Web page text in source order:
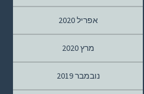
אפריל 2020
מרץ 2020
נובמבר 2019